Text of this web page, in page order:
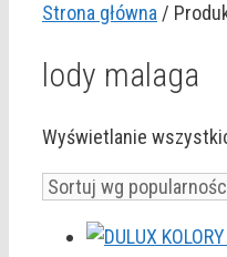
Strona główna /
lody malaga
Wyświetlanie